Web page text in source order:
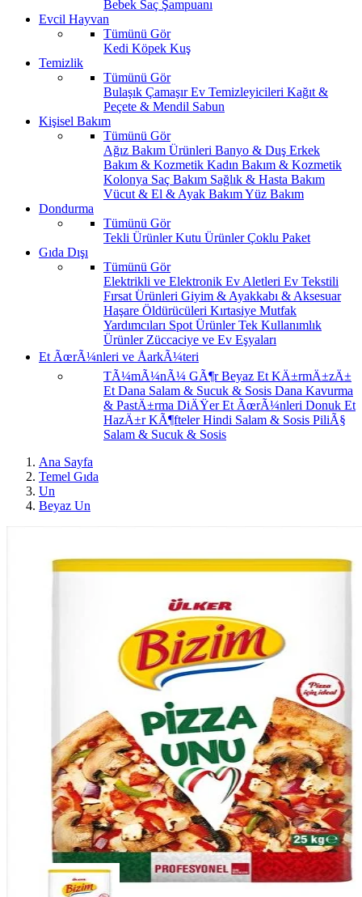
Bebek Saç Şampuanı
Evcil Hayvan
Tümünü Gör
Kedi Köpek Kuş
Temizlik
Tümünü Gör
Bulaşık ÇamaşırEv Temizleyicileri Kağıt &
Peçete & Mendil Sabun
Kişisel Bakım
Tümünü Gör
Ağız Bakım Ürünleri Banyo & Duş Erkek
Bakım & Kozmetik Kadın Bakım & Kozmetik
Kolonya Saç Bakım Sağlık & Hasta Bakım
Vücut & El & Ayak BakımYüz Bakım
Dondurma
Tümünü Gör
Tekli ÜrünlerKutu ÜrünlerÇoklu Paket
Gıda Dışı
Tümünü Gör
Elektrikli ve Elektronik Ev Aletleri Ev Tekstili
Fırsat Ürünleri Giyim & Ayakkabı & Aksesuar
Haşare Öldürücüleri Kırtasiye Mutfak
Yardımcıları Spot ÜrünlerTek Kullanımlık
Ürünler Züccaciye ve Ev Eşyaları
Et ÃœrÃ¼nleri ve ÅarkÃ¼teri
TÃ¼mÃ¼nÃ¼ GÃ¶rBeyaz Et KÄ±rmÄ±zÄ±
Et Dana Salam & Sucuk & Sosis Dana Kavurma
& PastÄ±rma DiÄŸer Et ÃœrÃ¼nleri Donuk Et
HazÄ±r KÃ¶ftelerHindi Salam & Sosis PiliÃ§
Salam & Sucuk & Sosis
Ana Sayfa
Temel Gıda
Un
Beyaz Un